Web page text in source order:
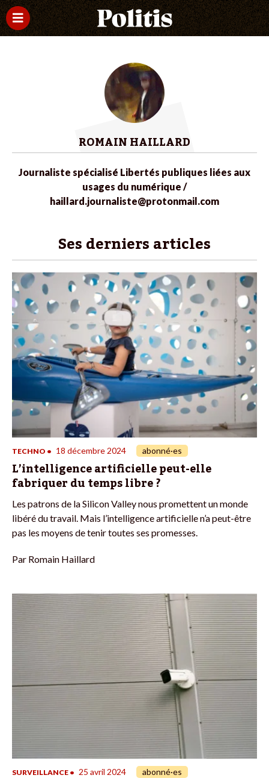
ROMAIN HAILLARD
Journaliste spécialisé Libertés publiques liées aux
usages du numérique /
haillard.journaliste@protonmail.com
Ses derniers articles
TECHNO • 18 décembre 2024 abonné·es
L’intelligence artificielle peut-elle
fabriquer du temps libre ?
Les patrons de la Silicon Valley nous promettent un monde
libéré du travail. Mais l’intelligence artificielle n’a peut-être
pas les moyens de tenir toutes ses promesses.
Par Romain Haillard
SURVEILLANCE • 25 avril 2024 abonné·es